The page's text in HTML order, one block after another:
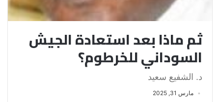
ثم ماذا بعد استعادة الجيش
السوداني للخرطوم؟
د. الشفيع سعيد
مارس 31, 2025